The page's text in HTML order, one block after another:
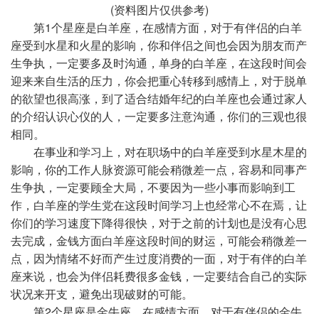
(资料图片仅供参考)
第1个星座是白羊座，在感情方面，对于有伴侣的白羊
座受到水星和火星的影响，你和伴侣之间也会因为朋友而产
生争执，一定要多及时沟通，单身的白羊座，在这段时间会
迎来来自生活的压力，你会把重心转移到感情上，对于脱单
的欲望也很高涨，到了适合结婚年纪的白羊座也会通过家人
的介绍认识心仪的人，一定要多注意沟通，你们的三观也很
相同。
在事业和学习上，对在职场中的白羊座受到水星木星的
影响，你的工作人脉资源可能会稍微差一点，容易和同事产
生争执，一定要顾全大局，不要因为一些小事而影响到工
作，白羊座的学生党在这段时间学习上也经常心不在焉，让
你们的学习速度下降得很快，对于之前的计划也是没有心思
去完成，金钱方面白羊座这段时间的财运，可能会稍微差一
点，因为情绪不好而产生过度消费的一面，对于有伴的白羊
座来说，也会为伴侣耗费很多金钱，一定要结合自己的实际
状况来开支，避免出现破财的可能。